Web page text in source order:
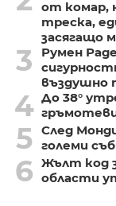
от комар,
треска,
засягащо
3
Румен
въздушно
4 До 38°
5 След
големи
6 Жълт код
области